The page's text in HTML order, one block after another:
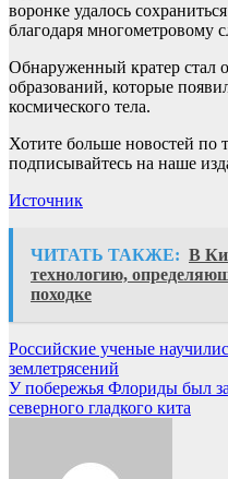
воронке удалось
благодаря многометровому
Обнаруженный кратер стал
образований, которые
космического тела.
Хотите больше новостей по
подписывайтесь на наше
Источник
ЧИТАТЬ ТАКЖЕ: В
технологию,
походке
Навигация
по
записям
Российские ученые
землетрясений
У побережья Флориды был
северного гладкого кита